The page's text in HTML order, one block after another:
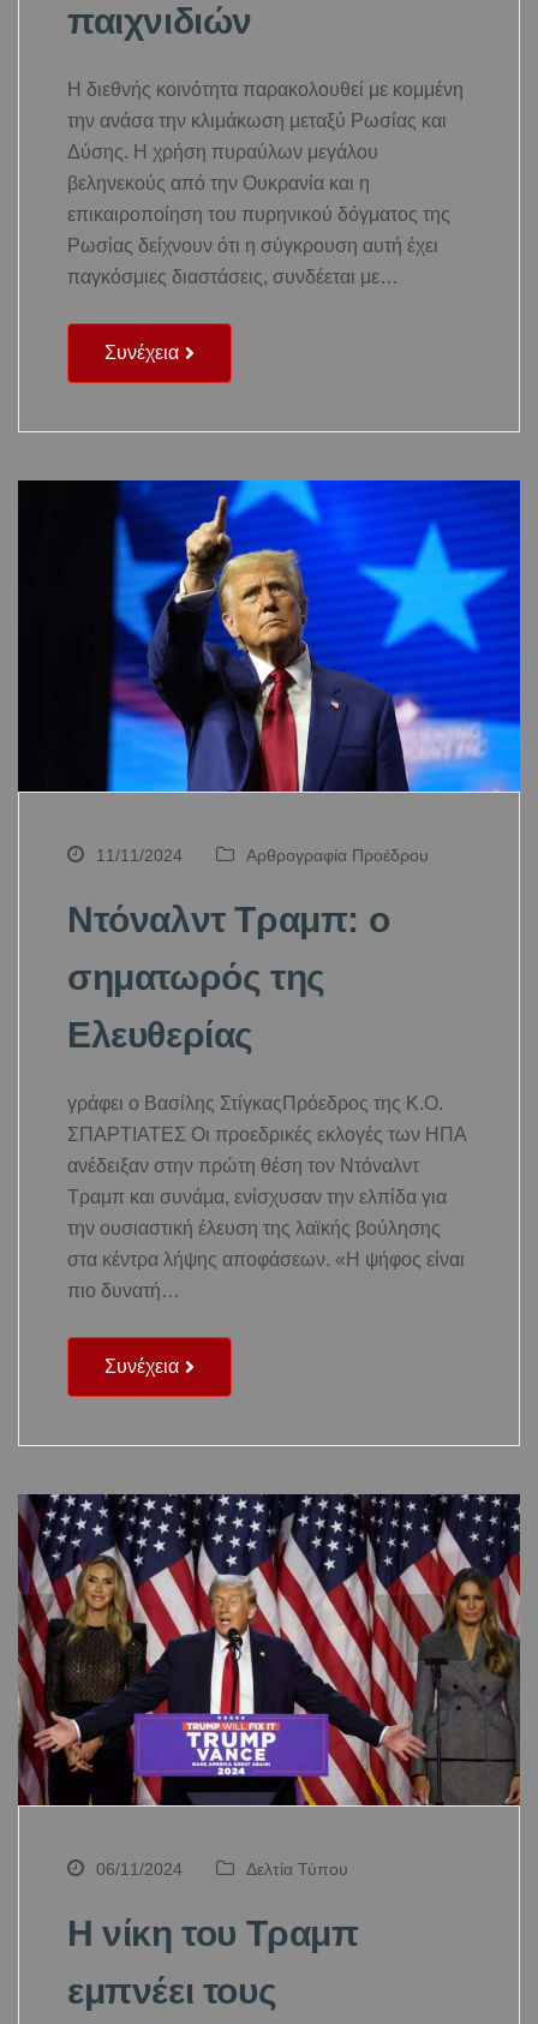
παιχνιδιών
H διεθνής κοινότητα παρακολουθεί με κομμένη
την ανάσα την κλιμάκωση μεταξύ Ρωσίας και
Δύσης. Η χρήση πυραύλων μεγάλου
βεληνεκούς από την Ουκρανία και η
επικαιροποίηση του πυρηνικού δόγματος της
Ρωσίας δείχνουν ότι η σύγκρουση αυτή έχει
παγκόσμιες διαστάσεις, συνδέεται με…
Συνέχεια
11/11/2024 Αρθρογραφία Προέδρου
Ντόναλντ Τραμπ: ο
σηματωρός της
Ελευθερίας
γράφει ο Βασίλης ΣτίγκαςΠρόεδρος της Κ.Ο.
ΣΠΑΡΤΙΑΤΕΣ Οι προεδρικές εκλογές των ΗΠΑ
ανέδειξαν στην πρώτη θέση τον Ντόναλντ
Τραμπ και συνάμα, ενίσχυσαν την ελπίδα για
την ουσιαστική έλευση της λαϊκής βούλησης
στα κέντρα λήψης αποφάσεων. «Η ψήφος είναι
πιο δυνατή…
Συνέχεια
06/11/2024 Δελτία Τύπου
Η νίκη του Τραμπ
εμπνέει τους